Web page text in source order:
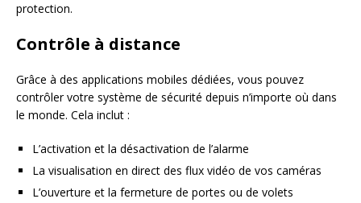
protection.
Contrôle à distance
Grâce à des applications mobiles dédiées, vous pouvez
contrôler votre système de sécurité depuis n’importe où dans
le monde. Cela inclut :
L’activation et la désactivation de l’alarme
La visualisation en direct des flux vidéo de vos caméras
L’ouverture et la fermeture de portes ou de volets